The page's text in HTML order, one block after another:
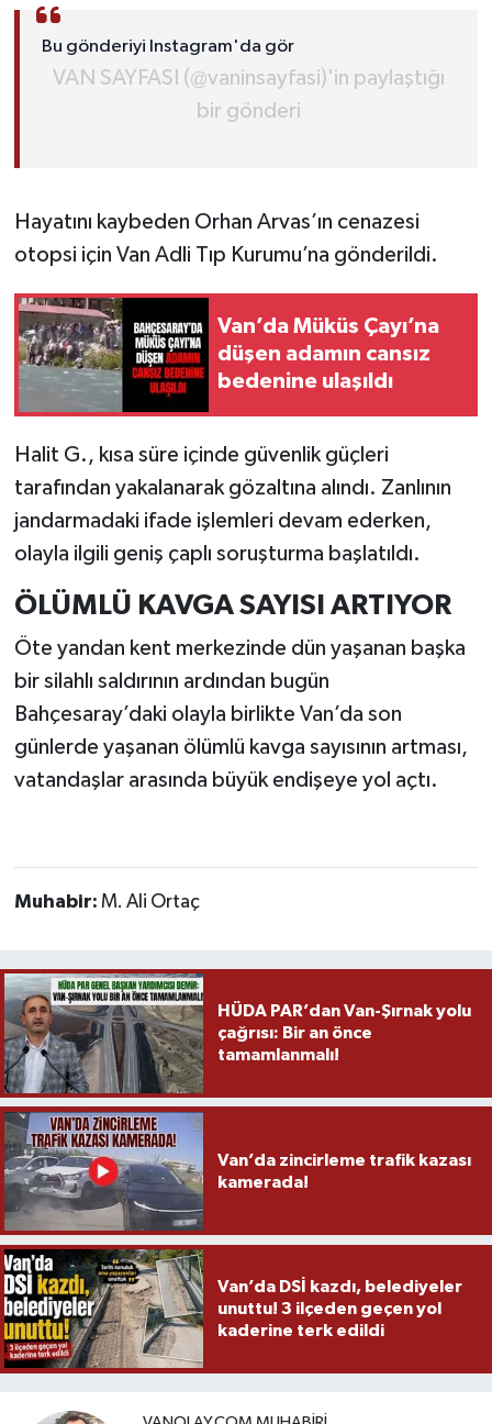
Bu gönderiyi Instagram'da gör
VAN SAYFASI (@vaninsayfasi)'in paylaştığı
bir gönderi
Hayatını kaybeden Orhan Arvas’ın cenazesi
otopsi için Van Adli Tıp Kurumu’na gönderildi.
Van’da Müküs Çayı’na
düşen adamın cansız
bedenine ulaşıldı
Halit G., kısa süre içinde güvenlik güçleri
tarafından yakalanarak gözaltına alındı. Zanlının
jandarmadaki ifade işlemleri devam ederken,
olayla ilgili geniş çaplı soruşturma başlatıldı.
ÖLÜMLÜ KAVGA SAYISI ARTIYOR
Öte yandan kent merkezinde dün yaşanan başka
bir silahlı saldırının ardından bugün
Bahçesaray’daki olayla birlikte Van’da son
günlerde yaşanan ölümlü kavga sayısının artması,
vatandaşlar arasında büyük endişeye yol açtı.
Muhabir: M. Ali Ortaç
HÜDA PAR’dan Van-Şırnak yolu
çağrısı: Bir an önce
tamamlanmalı!
Van’da zincirleme trafik kazası
kamerada!
Van’da DSİ kazdı, belediyeler
unuttu! 3 ilçeden geçen yol
kaderine terk edildi